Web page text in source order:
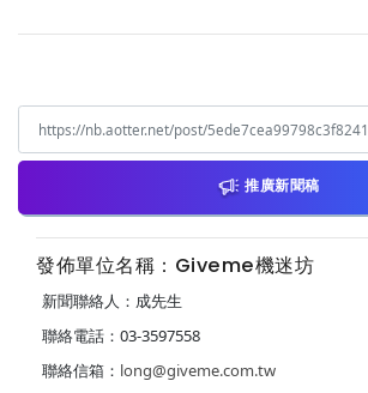
推廣新聞稿
發佈單位名稱：Giveme機迷坊
新聞聯絡人：成先生
聯絡電話：03-3597558
聯絡信箱： long@giveme.com.tw